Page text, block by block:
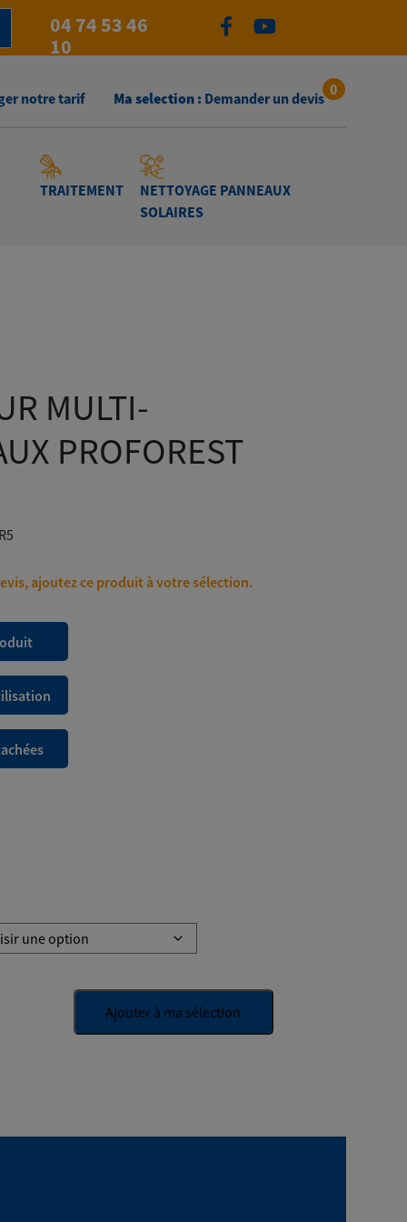
04 74 53 46
10
notre tarif Ma selection : Demander un devis 0
TRAITEMENT
NETTOYAGE PANNEAUX
SOLAIRES
MULTI-
PROFOREST
ajoutez ce produit à votre sélection.
Ajouter à ma sélection